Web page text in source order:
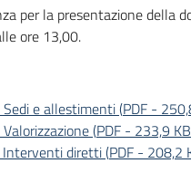
per la presentazione della
ore 13,00.
e allestimenti(PDF -
(PDF - 233,9 KB
diretti(PDF - 208,2